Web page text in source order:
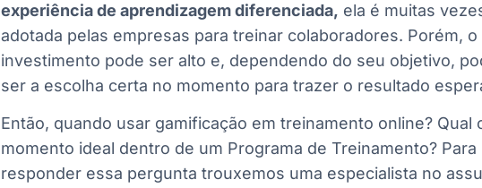
experiência de aprendizagem diferenciada, ela é muitas
adotada pelas empresas para treinar colaboradores. Porém, o
investimento pode ser alto e, dependendo do seu objetivo,
ser a escolha certa no momento para trazer o resultado
Então, quando usar gamificação em treinamento online? Qual
momento ideal dentro de um Programa de Treinamento? Para
responder essa pergunta trouxemos uma especialista no